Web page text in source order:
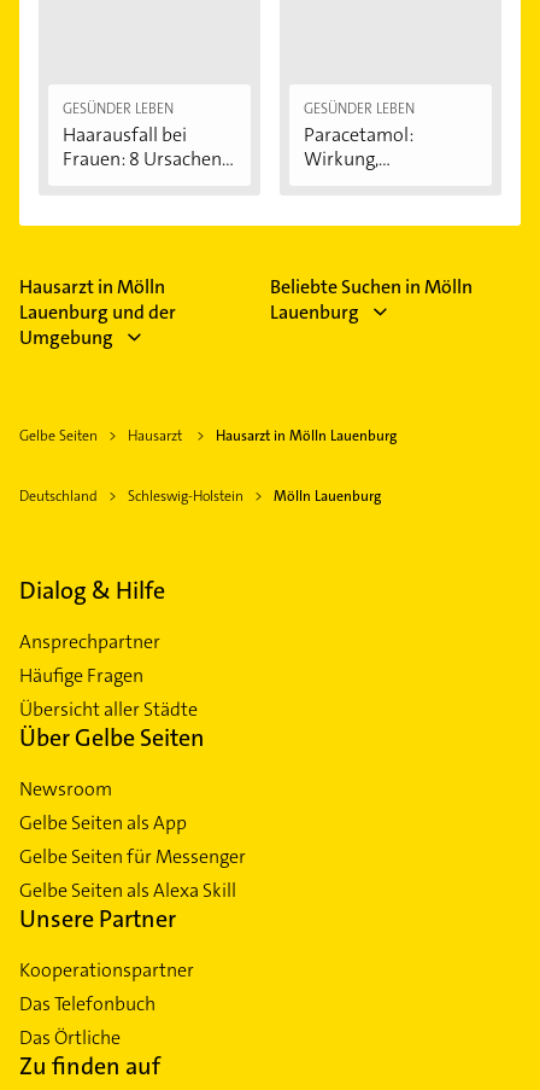
GESÜNDER LEBEN
Haarausfall bei
Frauen: 8 Ursachen...
GESÜNDER LEBEN
Paracetamol:
Wirkung,
Hausarzt in Mölln
Lauenburg und der
Umgebung
Beliebte Suchen in Mölln
Lauenburg
Gelbe Seiten Hausarzt Hausarzt in Mölln Lauenburg
Deutschland Schleswig-Holstein Mölln Lauenburg
Dialog & Hilfe
Ansprechpartner
Häufige Fragen
Übersicht aller Städte
Über Gelbe Seiten
Newsroom
Gelbe Seiten als App
Gelbe Seiten für Messenger
Gelbe Seiten als Alexa Skill
Unsere Partner
Kooperationspartner
Das Telefonbuch
Das Örtliche
Zu finden auf